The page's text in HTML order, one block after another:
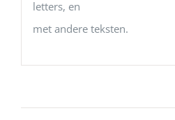
letters, en
met andere teksten.